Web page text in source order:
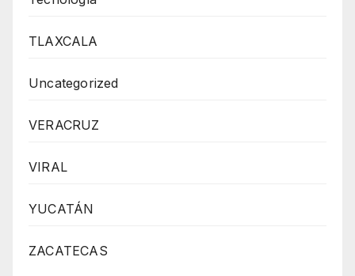
TLAXCALA
Uncategorized
VERACRUZ
VIRAL
YUCATÁN
ZACATECAS